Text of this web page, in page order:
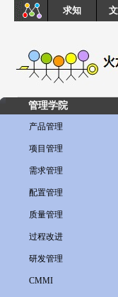
求知
管理学院
产品管理
项目管理
需求管理
配置管理
质量管理
过程改进
研发管理
CMMI